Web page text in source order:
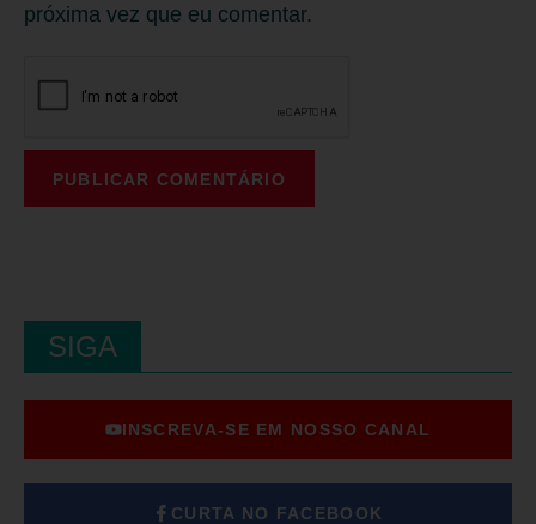
próxima vez que eu comentar.
SIGA
INSCREVA-SE EM NOSSO CANAL
CURTA NO FACEBOOK